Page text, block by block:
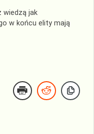
wiedzą jak
w końcu elity mają